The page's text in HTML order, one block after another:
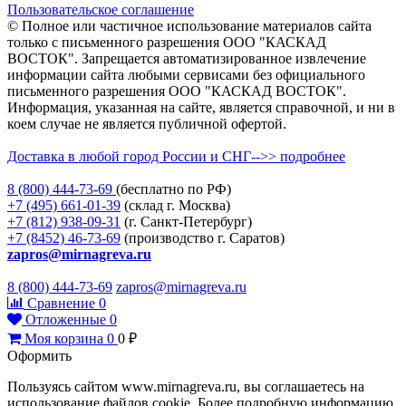
Пользовательское соглашение
© Полное или частичное использование материалов сайта
только с письменного разрешения ООО "КАСКАД
ВОСТОК". Запрещается автоматизированное извлечение
информации сайта любыми сервисами без официального
письменного разрешения ООО "КАСКАД ВОСТОК".
Информация, указанная на сайте, является справочной, и ни в
коем случае не является публичной офертой.
Доставка в любой город России и СНГ-->> подробнее
8 (800) 444-73-69 (бесплатно по РФ)
+7 (495) 661-01-39 (склад г. Москва)
+7 (812) 938-09-31 (г. Санкт-Петербург)
+7 (8452) 46-73-69 (производство г. Саратов)
zapros@mirnagreva.ru
8 (800) 444-73-69 zapros@mirnagreva.ru
Сравнение 0
Отложенные 0
Моя корзина 0 0 ₽
Оформить
Пользуясь сайтом www.mirnagreva.ru, вы соглашаетесь на
использование файлов cookie. Более подробную информацию